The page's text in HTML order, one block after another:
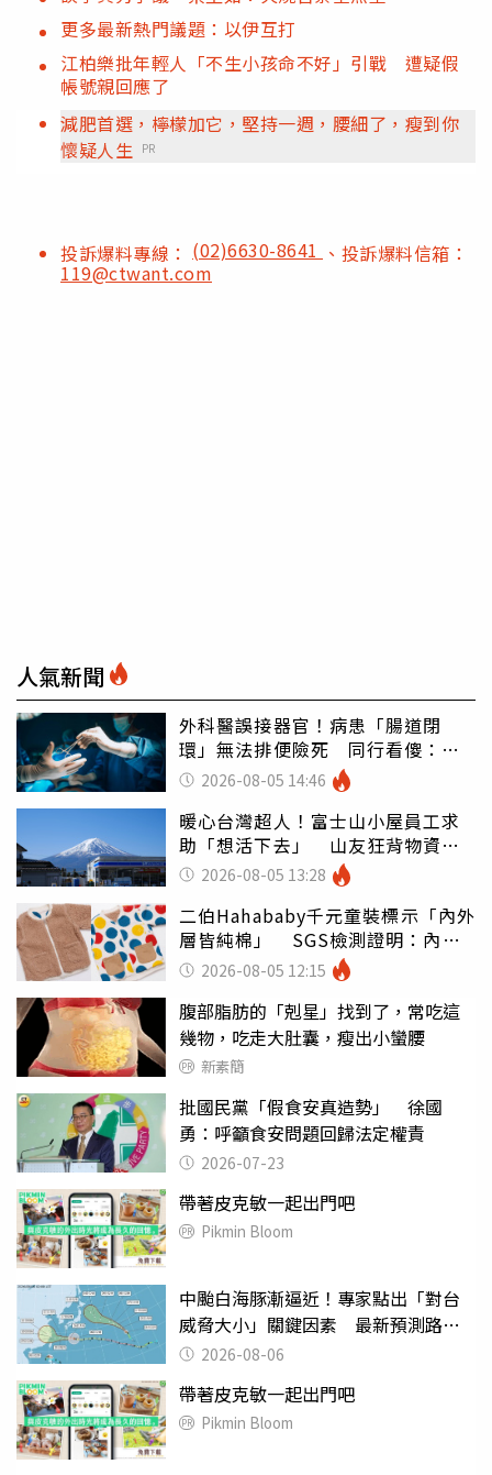
更多最新熱門議題：以伊互打
江柏樂批年輕人「不生小孩命不好」引戰 遭疑假
帳號親回應了
減肥首選，檸檬加它，堅持一週，腰細了，瘦到你
懷疑人生 PR
投訴爆料專線： (02)6630-8641 、投訴爆料信箱：
119@ctwant.com
人氣新聞
外科醫誤接器官！病患「腸道閉
環」無法排便險死 同行看傻：糟
糕至極
2026-08-05 14:46
暖心台灣超人！富士山小屋員工求
助「想活下去」 山友狂背物資上
山：台灣真的是寶島
2026-08-05 13:28
二伯Hahababy千元童裝標示「內外
層皆純棉」 SGS檢測證明：內裡
100%聚酯纖維
2026-08-05 12:15
腹部脂肪的「剋星」找到了，常吃這
幾物，吃走大肚囊，瘦出小蠻腰
新素簡
批國民黨「假食安真造勢」 徐國
勇：呼籲食安問題回歸法定權責
2026-07-23
帶著皮克敏一起出門吧
Pikmin Bloom
中颱白海豚漸逼近！專家點出「對台
威脅大小」關鍵因素 最新預測路徑
曝 2026-08-06
帶著皮克敏一起出門吧
Pikmin Bloom